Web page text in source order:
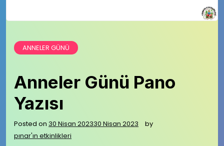
ANNELER GÜNÜ
Anneler Günü Pano
Yazısı
Posted on 30 Nisan 202330 Nisan 2023
by
pınar'ın etkinlikleri